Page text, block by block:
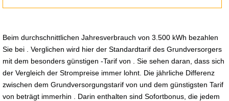
Beim durchschnittlichen Jahresverbrauch von 3.500 kWh bezahlen
Sie bei . Verglichen wird hier der Standardtarif des Grundversorgers
mit dem besonders günstigen -Tarif von . Sie sehen daran, dass sich
der Vergleich der Strompreise immer lohnt. Die jährliche Differenz
zwischen dem Grundversorgungstarif von und dem günstigsten Tarif
von beträgt immerhin . Darin enthalten sind Sofortbonus, die jedem